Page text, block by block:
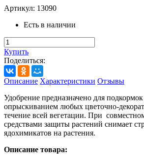
Артикул: 13090
Есть в наличии
Купить
Поделиться:
Описание Характеристики Отзывы
Удобрение предназначено для
опрыскиванием любых цветочно-
течение всей вегетации. При
средствами защиты растений снимает
ядохимикатов на растения.
Описание товара: